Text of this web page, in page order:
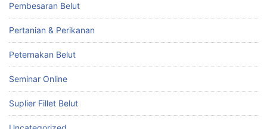
Pembesaran Belut
Pertanian & Perikanan
Peternakan Belut
Seminar Online
Suplier Fillet Belut